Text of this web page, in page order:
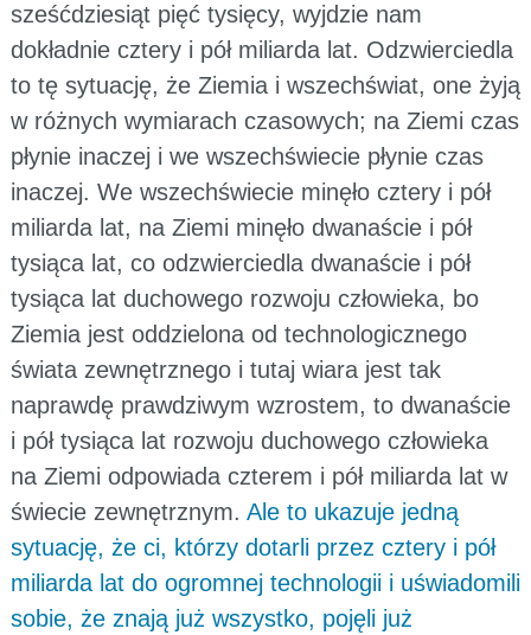
sześćdziesiąt pięć tysięcy, wyjdzie nam
dokładnie cztery i pół miliarda lat. Odzwierciedla
to tę sytuację, że Ziemia i wszechświat, one żyją
w różnych wymiarach czasowych; na Ziemi czas
płynie inaczej i we wszechświecie płynie czas
inaczej. We wszechświecie minęło cztery i pół
miliarda lat, na Ziemi minęło dwanaście i pół
tysiąca lat, co odzwierciedla dwanaście i pół
tysiąca lat duchowego rozwoju człowieka, bo
Ziemia jest oddzielona od technologicznego
świata zewnętrznego i tutaj wiara jest tak
naprawdę prawdziwym wzrostem, to dwanaście
i pół tysiąca lat rozwoju duchowego człowieka
na Ziemi odpowiada czterem i pół miliarda lat w
świecie zewnętrznym. Ale to ukazuje jedną
sytuację, że ci, którzy dotarli przez cztery i pół
miliarda lat do ogromnej technologii i uświadomili
sobie, że znają już wszystko, pojęli już